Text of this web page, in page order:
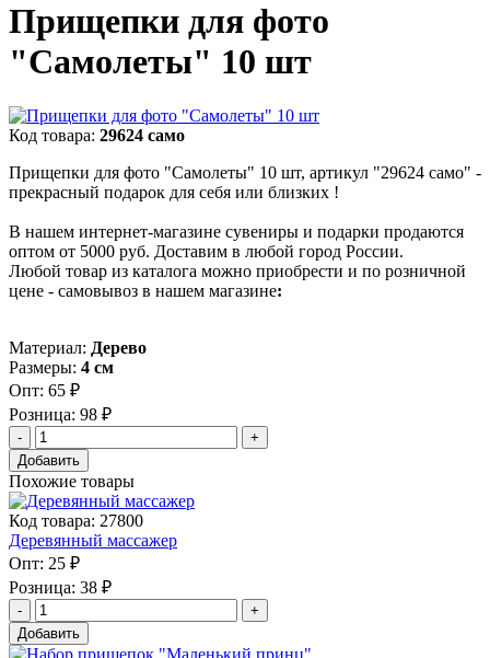
Прищепки для фото
"Самолеты" 10 шт
Код товара: 29624 само
Прищепки для фото "Самолеты" 10 шт, артикул "29624 само" -
прекрасный подарок для себя или близких !
В нашем интернет-магазине сувениры и подарки продаются
оптом от 5000 руб. Доставим в любой город России.
Любой товар из каталога можно приобрести и по розничной
цене - самовывоз в нашем магазине:
Материал: Дерево
Размеры: 4 см
Опт: 65 ₽
Розница: 98 ₽
Добавить
Похожие товары
Код товара: 27800
Деревянный массажер
Опт: 25 ₽
Розница: 38 ₽
Добавить